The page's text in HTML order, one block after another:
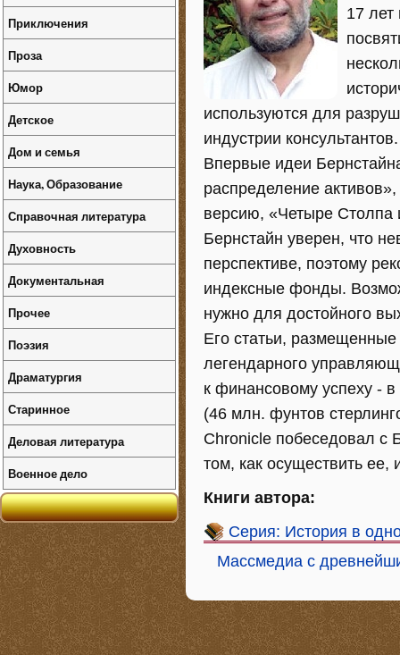
17
используются для
индустрии консультантов.
Впервые идеи
распределение
версию, «Четыре Столпа
Бернстайн уверен, что
перспективе, поэтому
индексные фонды.
нужно для достойного
Его статьи,
легендарного
к финансовому успеху -
(46 млн. фунтов
Chronicle побеседовал с
том, как осуществить ее,
Книги автора:
Серия: История в
Массмедиа с
Приключения
Проза
Юмор
Детское
Дом и семья
Наука, Образование
Справочная литература
Духовность
Документальная
Прочее
Поэзия
Драматургия
Старинное
Деловая литература
Военное дело